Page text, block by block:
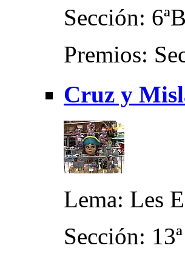
Sección:
Premios:
Cruz y
Lema: Les
Sección: 13ª